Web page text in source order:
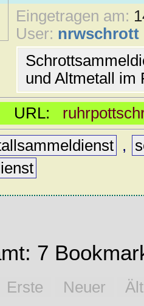
Eingetragen am:
User: nrwschrott
und Altmetall im
URL:
,
7
Erste Neuer